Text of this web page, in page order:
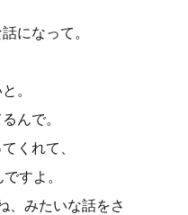
になって。
。
んで。
くれて、
すよ。
、みたいな話をさ